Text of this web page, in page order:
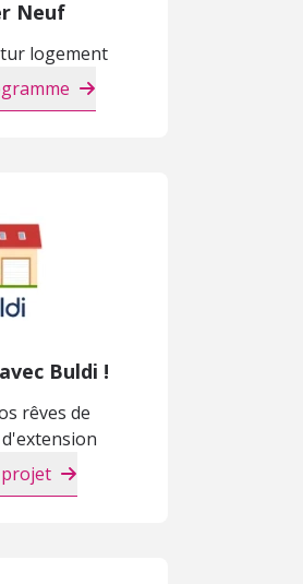
Neuf
logement
Buldi !
rêves de